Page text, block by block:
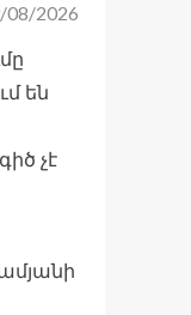
08/2026
են
չէ